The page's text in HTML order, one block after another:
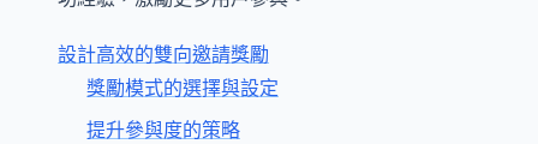
設計高效的雙向邀請獎勵
獎勵模式的選擇與設定
提升參與度的策略